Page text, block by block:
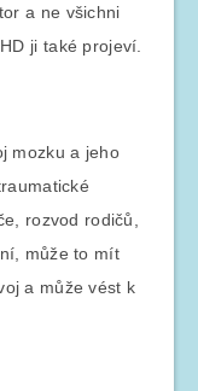
a ne všichni
ji také projeví.
mozku a jeho
rozvod rodičů,
může to mít
a může vést k